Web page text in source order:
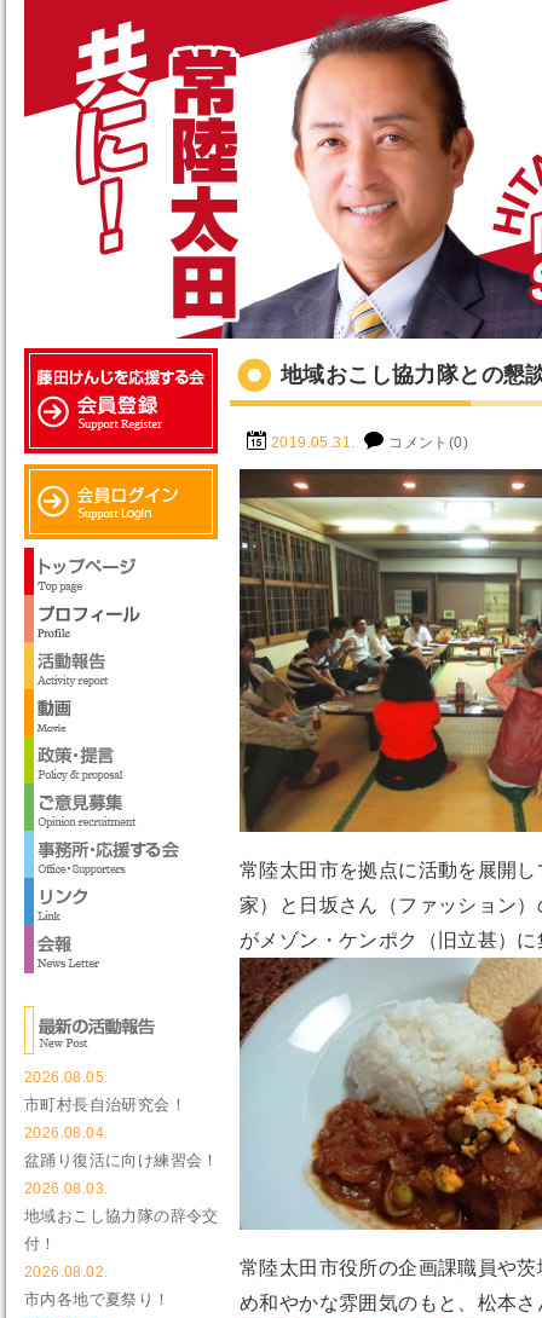
地域おこし協力隊との懇
2019.05.31. コメント(0)
常陸太田市を拠点に活動を展開
家）と日坂さん（ファッション
がメゾン・ケンポク（旧立甚）
常陸太田市役所の企画課職員や
め和やかな雰囲気のもと、松本
2026.08.05.
市町村長自治研究会！
2026.08.04.
盆踊り復活に向け練習会！
2026.08.03.
地域おこし協力隊の辞令交
付！
2026.08.02.
市内各地で夏祭り！